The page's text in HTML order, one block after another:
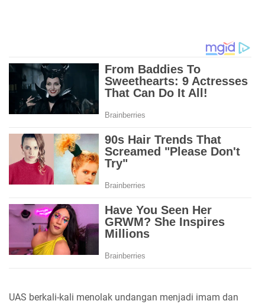
UAS berkali-kali menolak undangan menjadi imam dan